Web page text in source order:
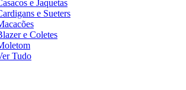
e Jaquetas
e Sueters
e Coletes
Tudo